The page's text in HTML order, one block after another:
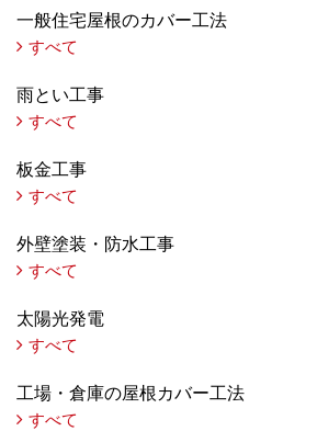
一般住宅屋根のカバー工法
すべて
雨とい工事
すべて
板金工事
すべて
外壁塗装・防水工事
すべて
太陽光発電
すべて
工場・倉庫の屋根カバー工法
すべて